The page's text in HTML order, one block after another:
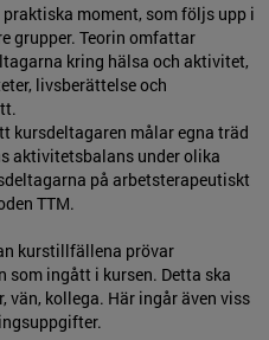
moment, som följs upp i
grupper. Teorin omfattar
kring hälsa och aktivitet,
livsberättelse och
kursdeltagaren målar egna träd
aktivitetsbalans under olika
på arbetsterapeutiskt
TTM.
kurstillfällena prövar
som ingått i kursen. Detta ska
vän, kollega. Här ingår även viss